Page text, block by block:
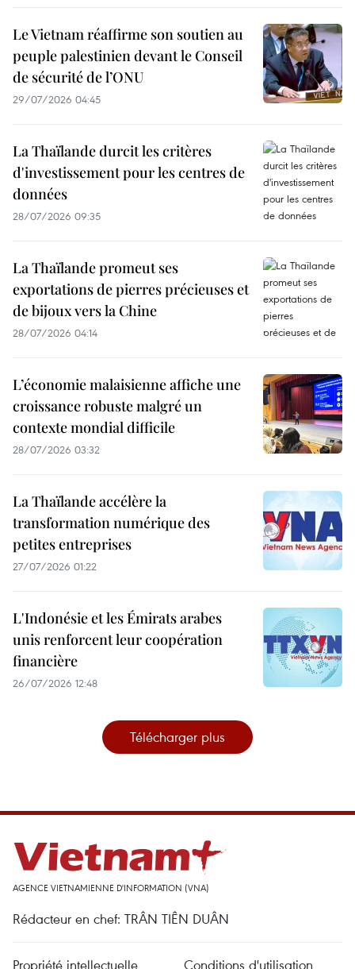
Le Vietnam réaffirme son soutien au
peuple palestinien devant le Conseil
de sécurité de l’ONU
29/07/2026 04:45
La Thaïlande durcit les critères
d'investissement pour les centres de
données
28/07/2026 09:35
La Thaïlande promeut ses
exportations de pierres précieuses et
de bijoux vers la Chine
28/07/2026 04:14
L’économie malaisienne affiche une
croissance robuste malgré un
contexte mondial difficile
28/07/2026 03:32
La Thaïlande accélère la
transformation numérique des
petites entreprises
27/07/2026 01:22
L'Indonésie et les Émirats arabes
unis renforcent leur coopération
financière
26/07/2026 12:48
Télécharger plus
AGENCE VIETNAMIENNE D'INFORMATION (VNA)
Rédacteur en chef: TRÂN TIÊN DUÂN
Propriété intellectuelle Conditions d'utilisation